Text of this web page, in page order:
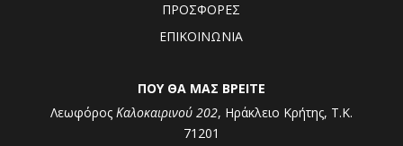
ΠΡΟΣΦΟΡΕΣ
ΕΠΙΚΟΙΝΩΝΙΑ
ΠΟΥ ΘΑ ΜΑΣ ΒΡΕΙΤΕ
Λεωφόρος Καλοκαιρινού 202, Ηράκλειο Κρήτης, Τ.Κ.
71201